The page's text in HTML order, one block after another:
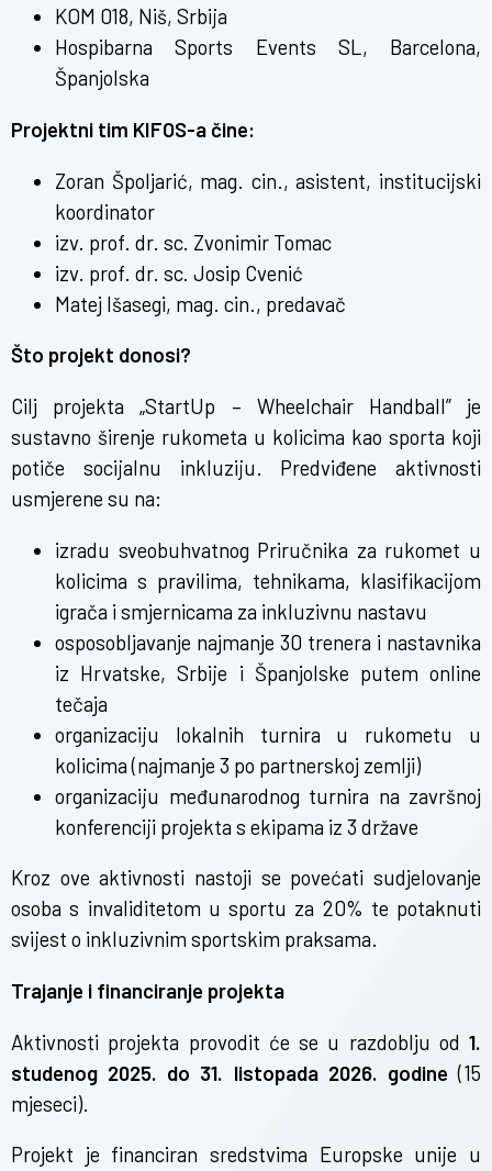
KOM 018, Niš, Srbija
Hospibarna Sports Events SL, Barcelona,
Španjolska
Projektni tim KIFOS-a čine:
Zoran Špoljarić, mag. cin., asistent, institucijski
koordinator
izv. prof. dr. sc. Zvonimir Tomac
izv. prof. dr. sc. Josip Cvenić
Matej Išasegi, mag. cin., predavač
Što projekt donosi?
Cilj projekta „StartUp – Wheelchair Handball” je
sustavno širenje rukometa u kolicima kao sporta koji
potiče socijalnu inkluziju. Predviđene aktivnosti
usmjerene su na:
izradu sveobuhvatnog Priručnika za rukomet u
kolicima s pravilima, tehnikama, klasifikacijom
igrača i smjernicama za inkluzivnu nastavu
osposobljavanje najmanje 30 trenera i nastavnika
iz Hrvatske, Srbije i Španjolske putem online
tečaja
organizaciju lokalnih turnira u rukometu u
kolicima (najmanje 3 po partnerskoj zemlji)
organizaciju međunarodnog turnira na završnoj
konferenciji projekta s ekipama iz 3 države
Kroz ove aktivnosti nastoji se povećati sudjelovanje
osoba s invaliditetom u sportu za 20% te potaknuti
svijest o inkluzivnim sportskim praksama.
Trajanje i financiranje projekta
Aktivnosti projekta provodit će se u razdoblju od 1.
studenog 2025. do 31. listopada 2026. godine (15
mjeseci).
Projekt je financiran sredstvima Europske unije u